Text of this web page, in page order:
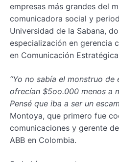
empresas más grandes del
comunicadora social y
Universidad de la Sabana,
especialización en gerencia
en Comunicación
“Yo no sabía el monstruo de
ofrecían $5oo.000 menos a
Pensé que iba a ser un
Montoya, que primero fue
comunicaciones y gerente
ABB en Colombia.